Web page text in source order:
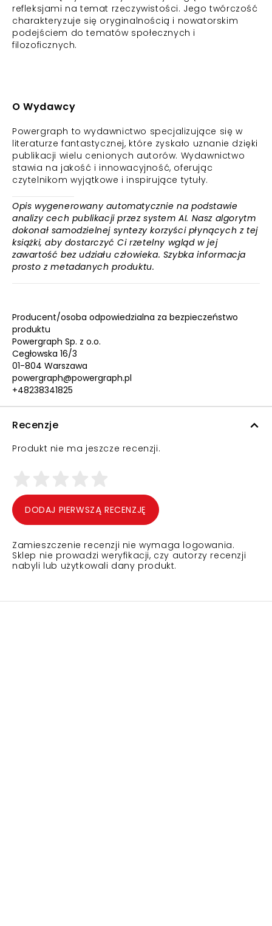
refleksjami na temat rzeczywistości. Jego twórczość
charakteryzuje się oryginalnością i nowatorskim
podejściem do tematów społecznych i
filozoficznych.
O Wydawcy
Powergraph to wydawnictwo specjalizujące się w
literaturze fantastycznej, które zyskało uznanie dzięki
publikacji wielu cenionych autorów. Wydawnictwo
stawia na jakość i innowacyjność, oferując
czytelnikom wyjątkowe i inspirujące tytuły.
Opis wygenerowany automatycznie na podstawie
analizy cech publikacji przez system AI. Nasz algorytm
dokonał samodzielnej syntezy korzyści płynących z tej
książki, aby dostarczyć Ci rzetelny wgląd w jej
zawartość bez udziału człowieka. Szybka informacja
prosto z metadanych produktu.
Producent/osoba odpowiedzialna za bezpieczeństwo
produktu
Powergraph Sp. z o.o.
Cegłowska 16/3
01-804 Warszawa
powergraph@powergraph.pl
+48238341825
Recenzje
Produkt nie ma jeszcze recenzji.
DODAJ PIERWSZĄ RECENZJĘ
Zamieszczenie recenzji nie wymaga logowania.
Sklep nie prowadzi weryfikacji, czy autorzy recenzji
nabyli lub użytkowali dany produkt.